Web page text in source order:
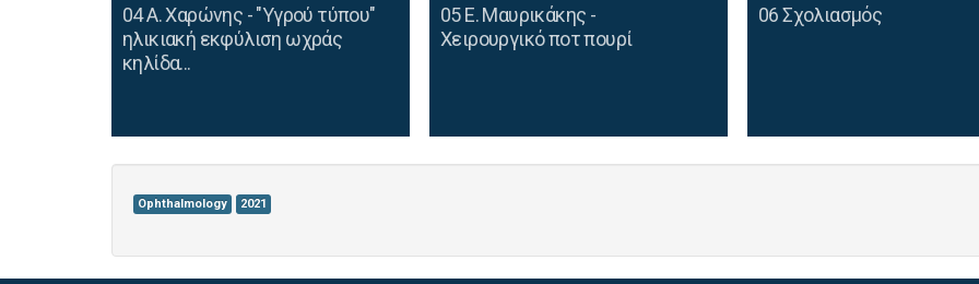
04 Α. Χαρώνης - "Υγρού τύπου"
ηλικιακή εκφύλιση ωχράς
κηλίδα...
05 Ε. Μαυρικάκης -
Χειρουργικό ποτ πουρί
06 Σχολιασμός
Ophthalmology 2021